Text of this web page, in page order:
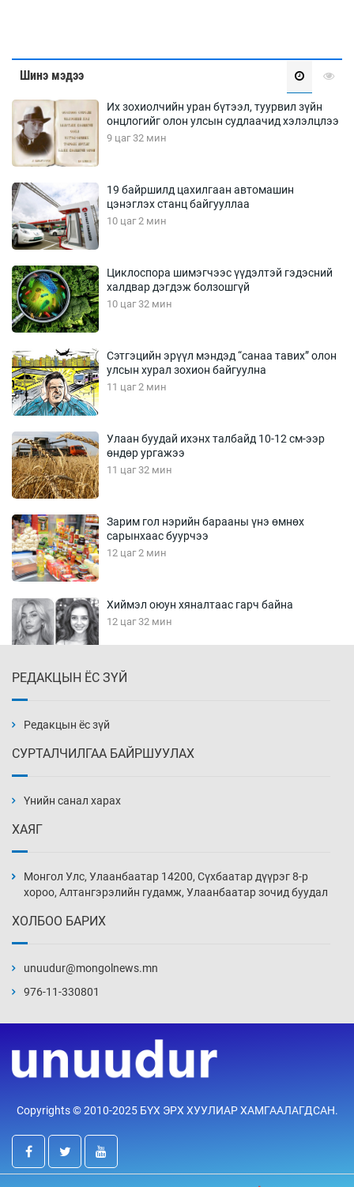
Шинэ мэдээ
Их зохиолчийн уран бүтээл, туурвил зүйн
онцлогийг олон улсын судлаачид хэлэлцлээ
9 цаг 32 мин
19 байршилд цахилгаан автомашин
цэнэглэх станц байгууллаа
10 цаг 2 мин
Циклоспора шимэгчээс үүдэлтэй гэдэсний
халдвар дэгдэж болзошгүй
10 цаг 32 мин
Сэтгэцийн эрүүл мэндэд “санаа тавих” олон
улсын хурал зохион байгуулна
11 цаг 2 мин
Улаан буудай ихэнх талбайд 10-12 см-ээр
өндөр ургажээ
11 цаг 32 мин
Зарим гол нэрийн барааны үнэ өмнөх
сарынхаас буурчээ
12 цаг 2 мин
Хиймэл оюун хяналтаас гарч байна
12 цаг 32 мин
13 цаг 2 мин
нэмэгджээ
13 цаг 32 мин
14 цаг 2 мин
14 цаг 32 мин
үйлчилж буй гэв
15 цаг 2 мин
РЕДАКЦЫН ЁС ЗҮЙ
Редакцын ёс зүй
СУРТАЛЧИЛГАА БАЙРШУУЛАХ
Үнийн санал харах
ХАЯГ
Монгол Улс, Улаанбаатар 14200, Сүхбаатар дүүрэг 8-р
хороо, Алтангэрэлийн гудамж, Улаанбаатар зочид буудал
ХОЛБОО БАРИХ
unuudur@mongolnews.mn
976-11-330801
Copyrights © 2010-2025 БҮХ ЭРХ ХУУЛИАР ХАМГААЛАГДСАН.